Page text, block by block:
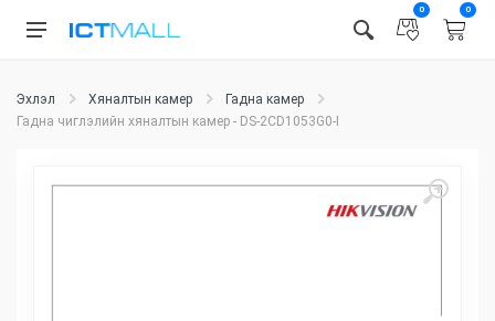
0 0
Эхлэл Хяналтын камер
Гадна камер
Гадна чиглэлийн хяналтын камер - DS-2CD1053G0-I